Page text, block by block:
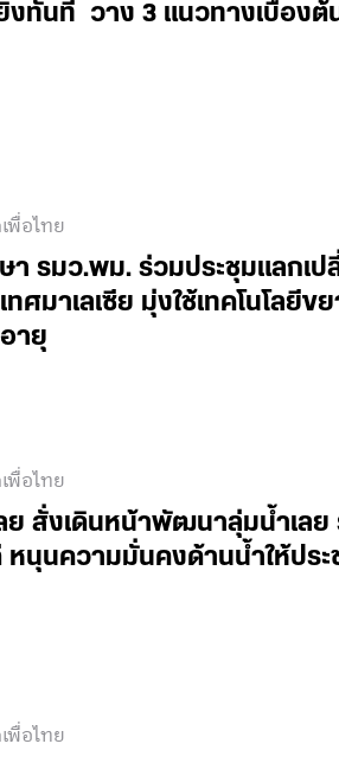
งทันที วาง 3 แนวทางเบื้องต้
พื่อไทย
า รมว.พม. ร่วมประชุมแลกเ
มาเลเซีย มุ่งใช้เทคโนโลยีข
ายุ
พื่อไทย
ลย สั่งเดินหน้าพัฒนาลุ่มน้ำเล
นุนความมั่นคงด้านน้ำให้ประ
พื่อไทย